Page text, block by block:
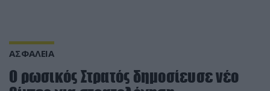
ΑΣΦΑΛΕΙΑ
Ο ρωσικός Στρατός δημοσίευσε νέο